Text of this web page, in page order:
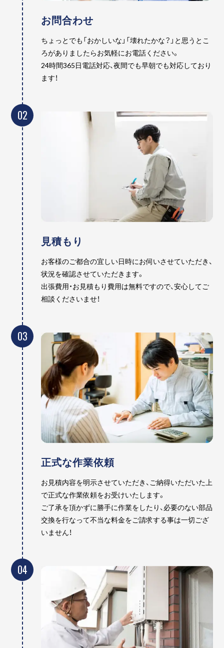
お問合わせ
ちょっとでも「おかしいな」「壊れたかな？」と思うとこ
ろがありましたらお気軽にお電話ください。
24時間365日電話対応、夜間でも早朝でも対応しており
ます！
02
見積もり
お客様のご都合の宜しい日時にお伺いさせていただき、
状況を確認させていただきます。
出張費用・お見積もり費用は無料ですので、安心してご
相談くださいませ！
03
正式な作業依頼
お見積内容を明示させていただき、ご納得いただいた上
で正式な作業依頼をお受けいたします。
ご了承を頂かずに勝手に作業をしたり、必要のない部品
交換を行なって不当な料金をご請求する事は一切ござ
いません！
04